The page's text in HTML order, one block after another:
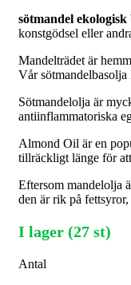
sötmandel ekologisk
konstgödsel eller
Mandelträdet är
Vår
Sötmandelolja är
antiinflammatoriska
Almond Oil är en
tillräckligt länge för
Eftersom mandelolja
den är rik på
I lager (27 st)
Antal